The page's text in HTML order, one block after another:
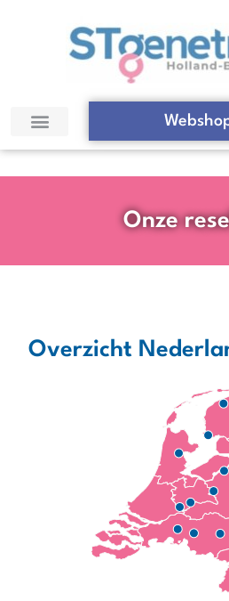
Onze
Overzicht